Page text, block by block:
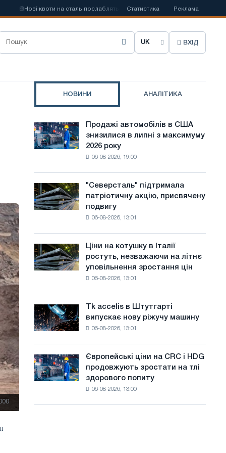
Нові квоти на сталь послаблять конкуренцію в Сполученому Королівстві
Статистика Реклама
О
р
и
в
у
с
а
й
т
ВХІД
НОВИНИ АНАЛІТИКА
Продажі
автомобілів
в
липні
з
року
Продажі автомобілів в США
знизилися в липні з максимуму
2026 року
06-08-2026, 19:00
"Северсталь"
підтримала
патріотичну
радянської
авіації
Великої
Вітчизняної
війни
"Северсталь" підтримала
патріотичну акцію, присвячену
подвигу
06-08-2026, 13:01
Ціни
на
котушку
незважаючи
на
уповільнення
зростання
цін
Ціни на котушку в Італії
ростуть, незважаючи на літнє
уповільнення зростання цін
06-08-2026, 13:01
Tk
accelis
в
нову
ріжучу
Tk accelis в Штутгарті
випускає нову ріжучу машину
06-08-2026, 13:01
Європейські
ціни
на
Європейські ціни на CRC і HDG
продовжують зростати на тлі
здорового попиту
06-08-2026, 13:00